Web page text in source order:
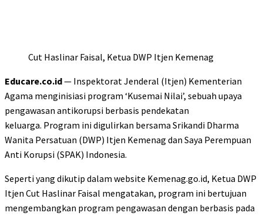
Cut Haslinar Faisal, Ketua DWP Itjen Kemenag
Educare.co.id— Inspektorat Jenderal (Itjen) Kementerian
Agama menginisiasi program ‘Kusemai Nilai’, sebuah upaya
pengawasan antikorupsi berbasis pendekatan
keluarga. Program ini digulirkan bersama Srikandi Dharma
Wanita Persatuan (DWP) Itjen Kemenag dan Saya Perempuan
Anti Korupsi (SPAK) Indonesia.
Seperti yang dikutip dalam website Kemenag.go.id, Ketua DWP
Itjen Cut Haslinar Faisal mengatakan, program ini bertujuan
mengembangkan program pengawasan dengan berbasis pada